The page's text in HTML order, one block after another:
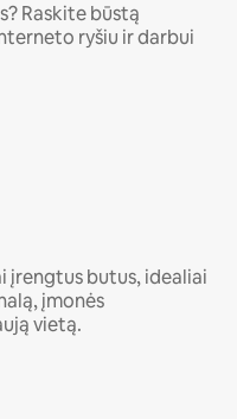
Raskite būstą
ryšiu ir darbui
butus, idealiai
įmonės
vietą.